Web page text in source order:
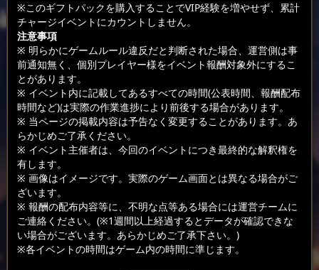
※このギフトパックを購入することでVIP経験を増やせず、累計
チャージイベントにカウントしません。
注意事項
※ 明らかにゲームルール違反だと判断された場合、運営側は事
前通知無く、個別プレイヤー様をイベント報酬対象外にするこ
とがあります。
※ イベント内に記載してあるすべての時間(公表時間、報酬配布
時間など)は実際の作業進捗により前後する場合があります。
※ 当ページの掲載内容は予告なく変更することがあります。あ
らかじめご了承ください。
※ イベント主催者は、今回のイベントにつき最終的な解釈権を
有します。
※ 画像はイメージです。実際のゲーム画面とは異なる場合がご
ざいます。
※ 報酬の配布内容等に、不明な点等ある場合には運営チームに
ご連絡ください。(※1週間以上経過するとデータが確認できな
い場合がございます。あらかじめご了承下さい。)
※各イベントの時間はゲーム内の時間に準じます。